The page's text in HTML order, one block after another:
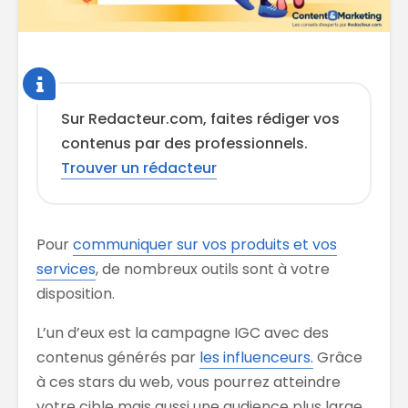
Sur Redacteur.com, faites rédiger vos
contenus par des professionnels.
Trouver un rédacteur
Pourcommuniquer sur vos produits et vos
services, de nombreux outils sont à votre
disposition.
L’un d’eux est la campagne IGC avec des
contenus générés par les influenceurs. Grâce
à ces stars du web, vous pourrez atteindre